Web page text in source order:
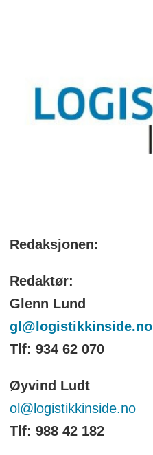
Redaksjonen:
Redaktør:
Glenn Lund
gl@logistikkinside.no
Tlf: 934 62 070
Øyvind Ludt
ol@logistikkinside.no
Tlf: 988 42 182